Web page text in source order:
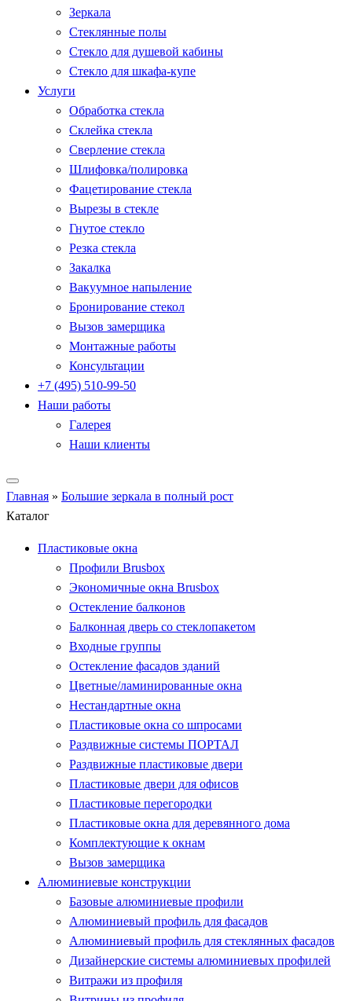
Зеркала
Стеклянные полы
Стекло для душевой кабины
Стекло для шкафа-купе
Услуги
Обработка стекла
Склейка стекла
Сверление стекла
Шлифовка/полировка
Фацетирование стекла
Вырезы в стекле
Гнутое стекло
Резка стекла
Закалка
Вакуумное напыление
Бронирование стекол
Вызов замерщика
Монтажные работы
Консультации
+7 (495) 510-99-50
Наши работы
Галерея
Наши клиенты
Главная » Большие зеркала в полный рост
Каталог
Пластиковые окна
Профили Brusbox
Экономичные окна Brusbox
Остекление балконов
Балконная дверь со стеклопакетом
Входные группы
Остекление фасадов зданий
Цветные/ламинированные окна
Нестандартные окна
Пластиковые окна со шпросами
Раздвижные системы ПОРТАЛ
Раздвижные пластиковые двери
Пластиковые двери для офисов
Пластиковые перегородки
Пластиковые окна для деревянного дома
Комплектующие к окнам
Вызов замерщика
Алюминиевые конструкции
Базовые алюминиевые профили
Алюминиевый профиль для фасадов
Алюминиевый профиль для стеклянных фасадов
Дизайнерские системы алюминиевых профилей
Витражи из профиля